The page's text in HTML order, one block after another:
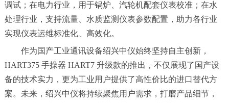
调试；在电力行业，用于锅炉、汽轮机配套仪表校准；在水
处理行业，支持流量、水质监测仪表参数配置，助力各行业
实现仪表运维标准化、高效化。
作为国产工业通讯设备绍兴中仪始终坚持自主创新，
HART375 手操器 HART7 升级款的推出，不仅展现了国产设
备的技术实力，更为工业用户提供了高性价比的进口替代方
案。未来，绍兴中仪将持续聚焦用户需求，打磨产品细节，